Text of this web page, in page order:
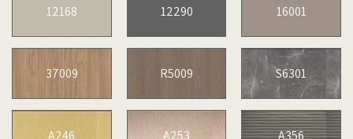
16001
12290
12168
S6301
R5009
37009
A356
A253
A246